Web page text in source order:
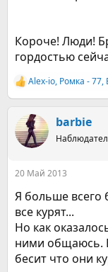
Короче! Люди!
гордостью
Р
е
к
ц
и
Alex-io, Ромка - 77,
barbie
20 Май 2013
Я больше всего
все курят...
Но как
ними общаюсь.
бесит что они